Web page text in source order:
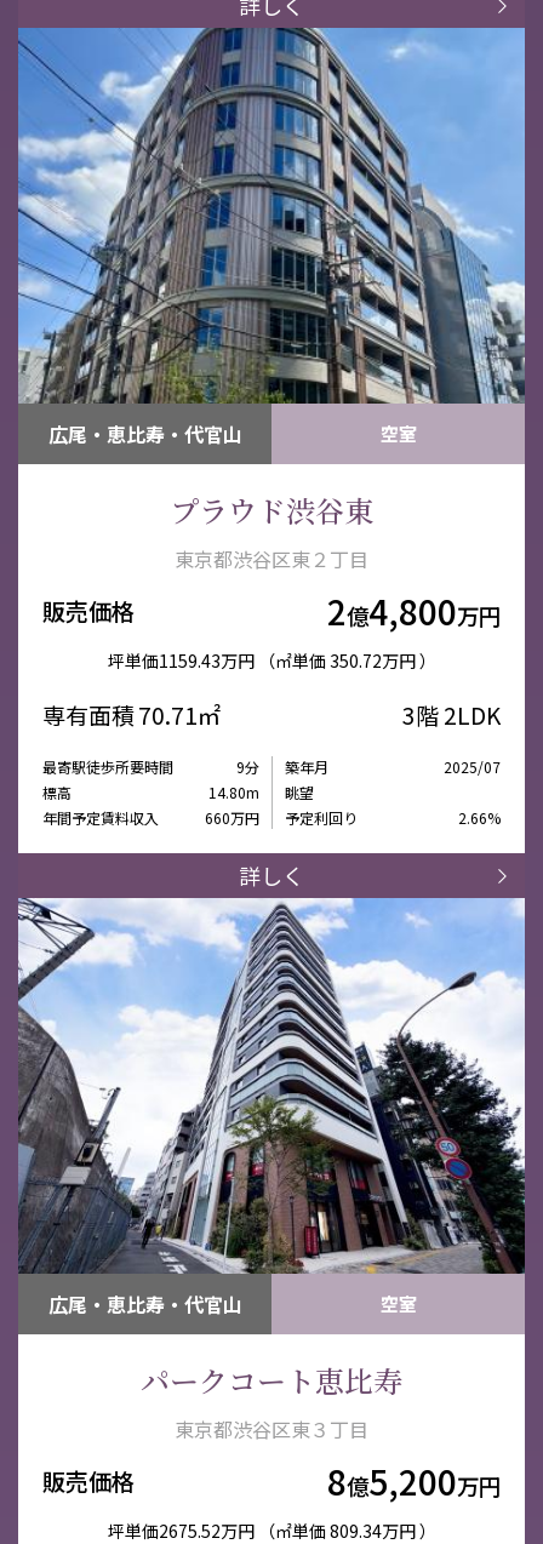
広尾・恵比寿・代官山 空室
プラウド渋谷東
東京都渋谷区東２丁目
販売価格 2億4,800万円
坪単価1159.43万円 （㎡単価 350.72万円 ）
専有面積70.71㎡ 3階2LDK
最寄駅徒歩所要時間
9分
標高
14.80m
年間予定賃料収入
660万円
築年月
2025/07
眺望
予定利回り
2.66%
詳しく
広尾・恵比寿・代官山 空室
パークコート恵比寿
東京都渋谷区東３丁目
販売価格 8億5,200万円
坪単価2675.52万円 （㎡単価 809.34万円 ）